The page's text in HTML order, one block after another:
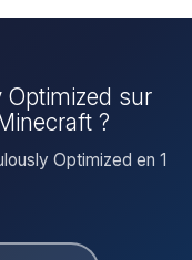
Optimized sur
?
Optimized en 1